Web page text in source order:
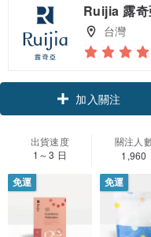
Ruijia 露
台灣
加入關注
出貨速度
1～3 日
關注人
1,960
免運 免運